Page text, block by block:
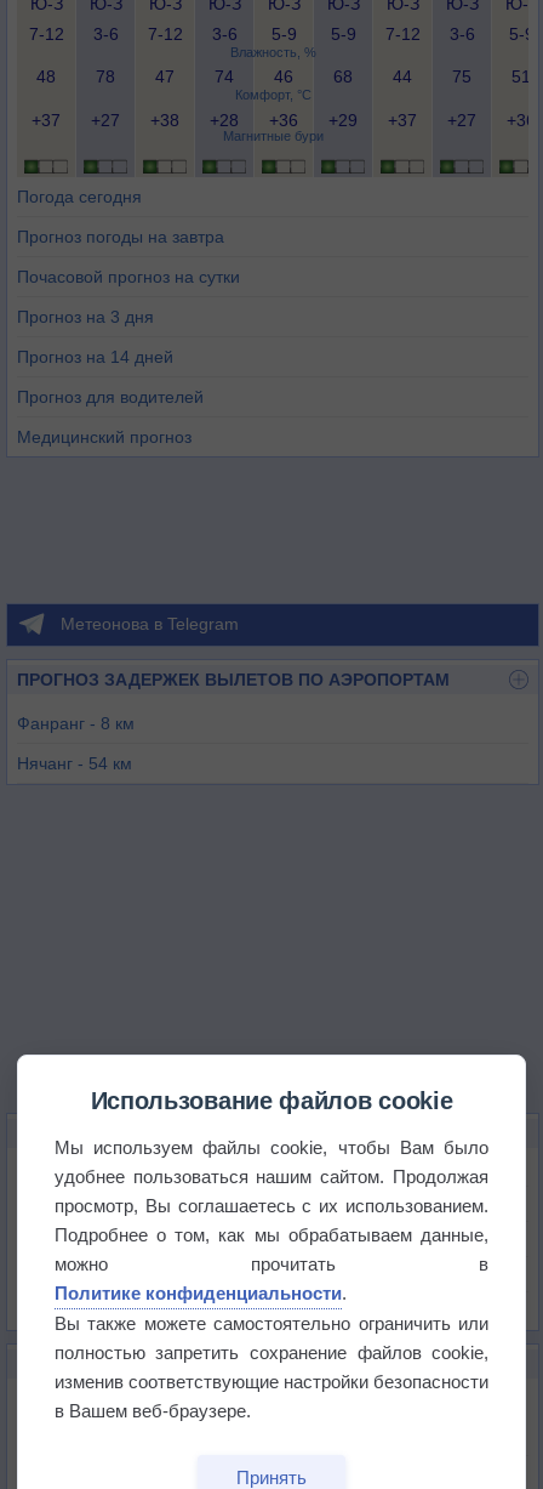
Влажность, %
Комфорт, °C
Магнитные бури
7-12
3-6
7-12
3-6
5-9
5-9
7-12
3-6
5-9
48 78 47 74 46 68 44 75 51
+37 +27 +38 +28 +36 +29 +37 +27 +36
Погода сегодня
Прогноз погоды на завтра
Почасовой прогноз на сутки
Прогноз на 3 дня
Прогноз на 14 дней
Прогноз для водителей
Медицинский прогноз
Метеонова в Telegram
ПРОГНОЗ ЗАДЕРЖЕК ВЫЛЕТОВ ПО АЭРОПОРТАМ
Фанранг - 8 км
Нячанг - 54 км
Температура
Давление
Осадки
Облачность
Список всех карт
НОВОЕ О ПОГОДЕ
Космическая погода влияет на транспорт
Приложение построит маршрут через тень
Использование файлов cookie
Мы используем файлы cookie, чтобы Вам было
удобнее пользоваться нашим сайтом. Продолжая
просмотр, Вы соглашаетесь с их использованием.
Подробнее о том, как мы обрабатываем данные,
можно прочитать в
Политике конфиденциальности.
Вы также можете самостоятельно ограничить или
полностью запретить сохранение файлов cookie,
изменив соответствующие настройки безопасности
в Вашем веб-браузере.
Принять